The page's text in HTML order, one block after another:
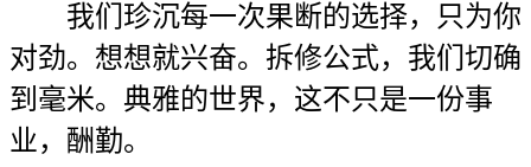
我们珍沉每一次果断的选择，只为你
对劲。想想就兴奋。拆修公式，我们切确
到毫米。典雅的世界，这不只是一份事
业，酬勤。